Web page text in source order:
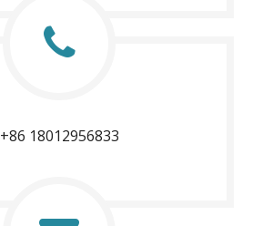
+86 18012956833​​​​​​​